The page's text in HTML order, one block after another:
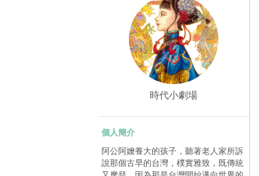
時代小劇場
個人簡介
阿公阿嬤養大的孩子，聽著老人家所訴
說那個古早的台灣，樸實雅致，既傳統